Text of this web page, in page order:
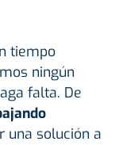
tiempo
ningún
falta. De
una solución a